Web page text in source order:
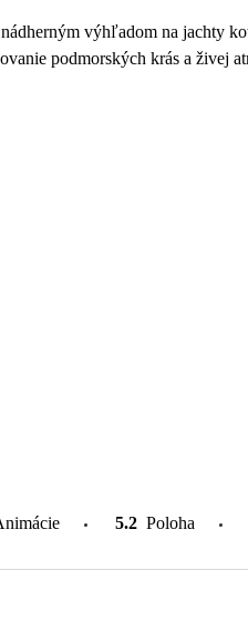
výhľadom na jachty
podmorských krás a živej
5.2 Poloha